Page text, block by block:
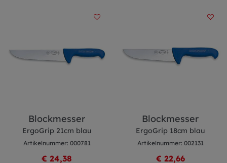
Blockmesser
ErgoGrip 21cm blau
Artikelnummer: 000781
€ 24,38
Blockmesser
ErgoGrip 18cm blau
Artikelnummer: 002131
€ 22,66